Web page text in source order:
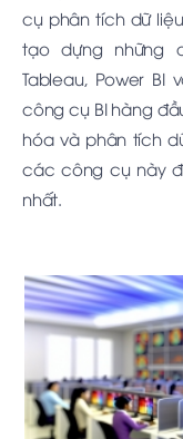
cụ phân tích dữ
tạo dựng những
Tableau, Power BI
công cụ BI hàng
hóa và phân tích
các công cụ này
nhất.